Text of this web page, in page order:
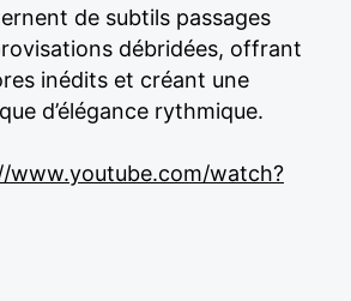
de subtils passages
débridées, offrant
inédits et créant une
d’élégance rythmique.
www.youtube.com/watch?